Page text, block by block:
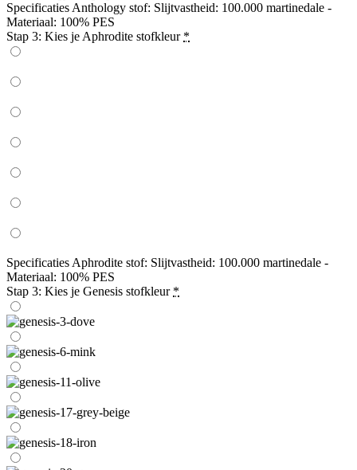
Specificaties Anthology stof: Slijtvastheid: 100.000 martinedale -
Materiaal: 100% PES
Stap 3: Kies je Aphrodite stofkleur *
Specificaties Aphrodite stof: Slijtvastheid: 100.000 martinedale -
Materiaal: 100% PES
Stap 3: Kies je Genesis stofkleur *